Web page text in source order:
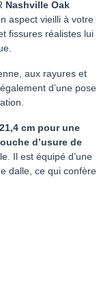
Nashville Oak
aspect vieilli à votre
fissures réalistes lui
aux rayures et
d’une pose
cm pour une
d’usure de
Il est équipé d’une
dalle, ce qui confère